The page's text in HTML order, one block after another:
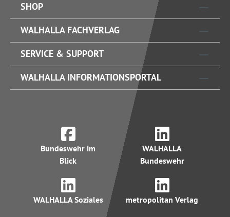
SHOP
WALHALLA FACHVERLAG
SERVICE & SUPPORT
WALHALLA INFORMATIONSPORTAL
Bundeswehr im
Blick
WALHALLA
Bundeswehr
WALHALLA Soziales metropolitan Verlag